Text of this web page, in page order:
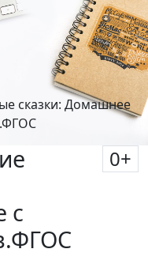
сказки: Домашнее
с
0+